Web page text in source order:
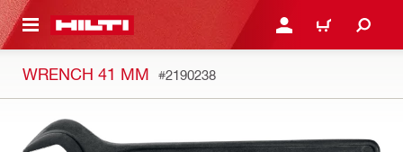
TURINIO PRISIJUNGTI ARBA
PIRKINIŲ
WRENCH 41 MM #2190238